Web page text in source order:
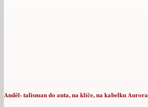
Anděl- talisman do auta, na klíče, na kabelku